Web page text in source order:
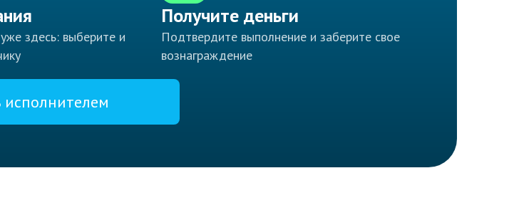
здесь: выберите и
Получите деньги
Подтвердите выполнение и заберите свое
вознаграждение
исполнителем